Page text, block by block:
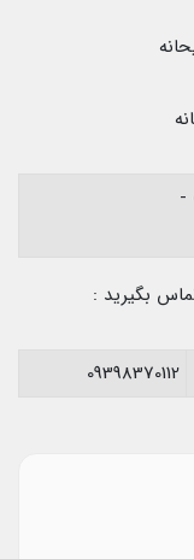
بگیرید :
09398370112